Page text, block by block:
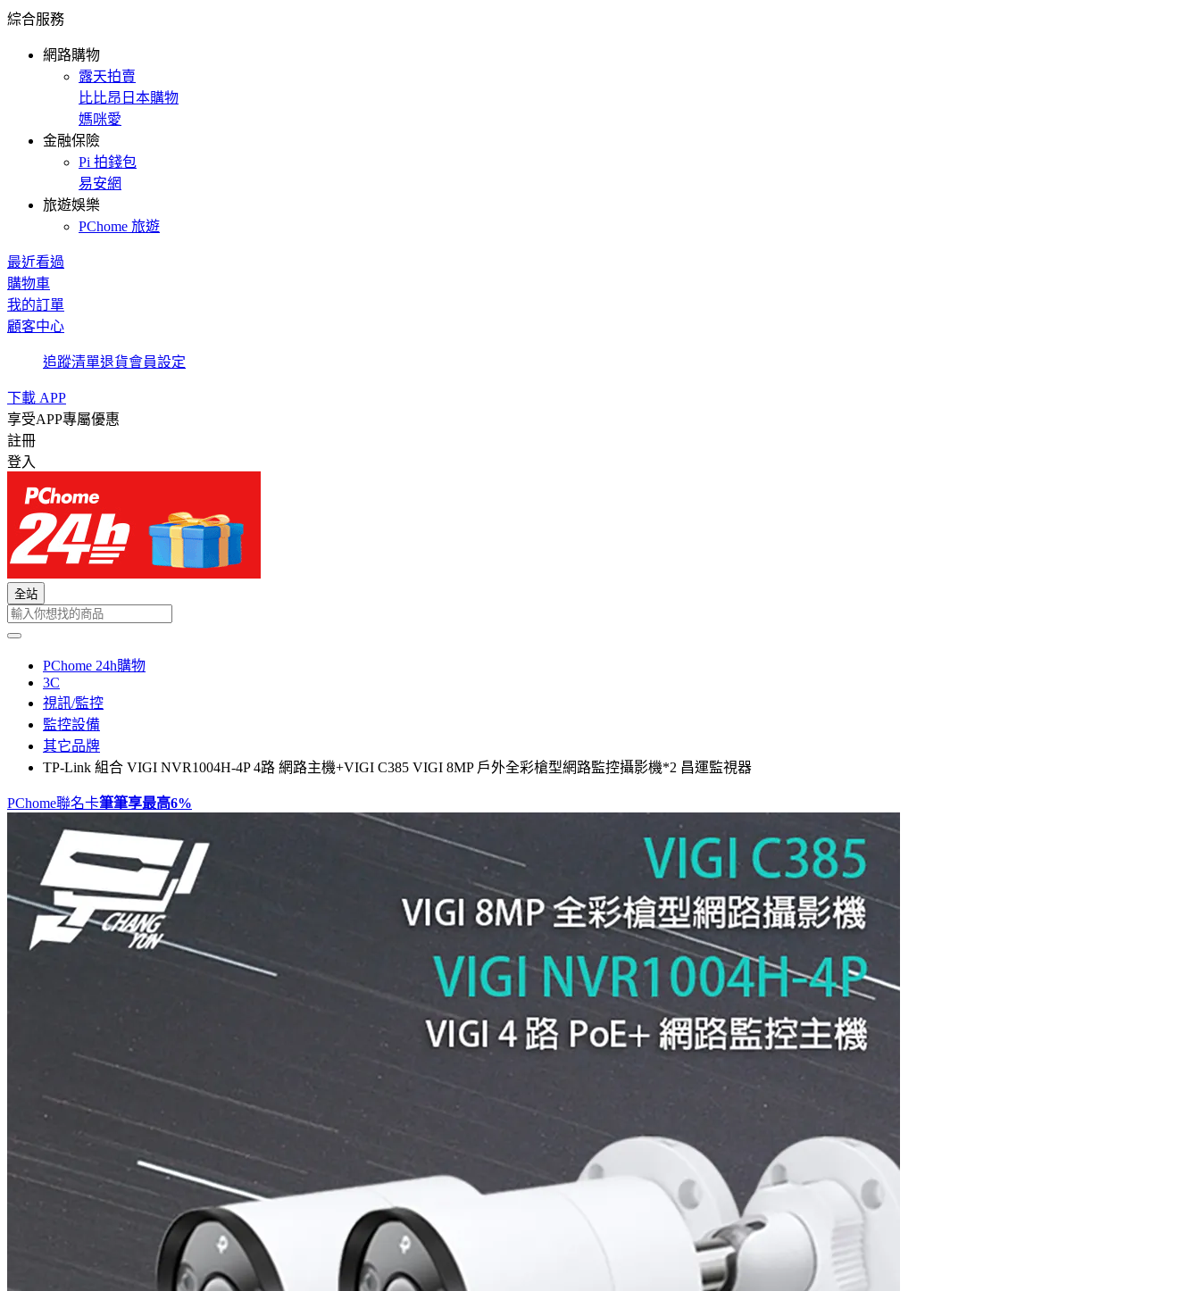
綜合服務
網路購物
露天拍賣
比比昂日本購物
媽咪愛
金融保險
Pi 拍錢包
易安網
旅遊娛樂
PChome 旅遊
最近看過
購物車
我的訂單
顧客中心
追蹤清單退貨會員設定
下載 APP
享受APP專屬優惠
註冊
登入
全站
PChome 24h購物
3C
視訊/監控
監控設備
其它品牌
TP-Link 組合 VIGI NVR1004H-4P 4路 網路主機+VIGI C385 VIGI 8MP 戶外全彩槍型網路監控攝影機*2 昌運監視器
PChome聯名卡筆筆享最高6%